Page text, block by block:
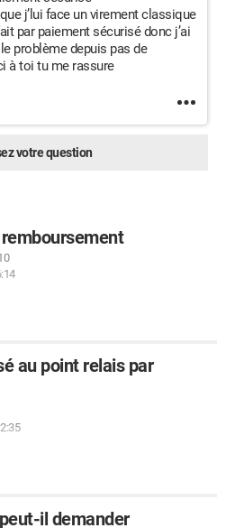
j’lui face un virement classique
par paiement sécurisé donc j’ai
problème depuis pas de
à toi tu me rassure
votre question
au point relais par
il demander